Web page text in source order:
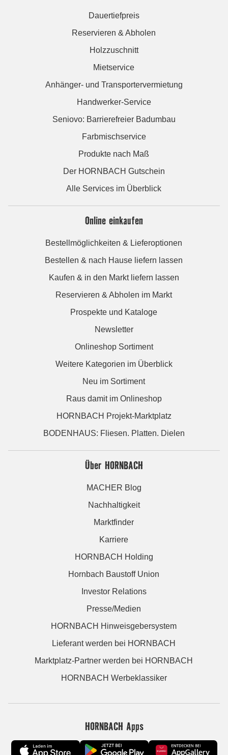
Dauertiefpreis
Reservieren & Abholen
Holzzuschnitt
Mietservice
Anhänger- und Transportervermietung
Handwerker-Service
Seniovo: Barrierefreier Badumbau
Farbmischservice
Produkte nach Maß
Der HORNBACH Gutschein
Alle Services im Überblick
Online einkaufen
Bestellmöglichkeiten & Lieferoptionen
Bestellen & nach Hause liefern lassen
Kaufen & in den Markt liefern lassen
Reservieren & Abholen im Markt
Prospekte und Kataloge
Newsletter
Onlineshop Sortiment
Weitere Kategorien im Überblick
Neu im Sortiment
Raus damit im Onlineshop
HORNBACH Projekt-Marktplatz
BODENHAUS: Fliesen. Platten. Dielen
Über HORNBACH
MACHER Blog
Nachhaltigkeit
Marktfinder
Karriere
HORNBACH Holding
Hornbach Baustoff Union
Investor Relations
Presse/Medien
HORNBACH Hinweisgebersystem
Lieferant werden bei HORNBACH
Marktplatz-Partner werden bei HORNBACH
HORNBACH Werbeklassiker
HORNBACH Apps